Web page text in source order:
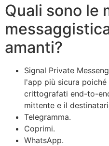
Quali sono le
amanti?
Signal Private
l'app più sicura
crittografati end-to-
mittente e il
Telegramma.
Coprimi.
WhatsApp.